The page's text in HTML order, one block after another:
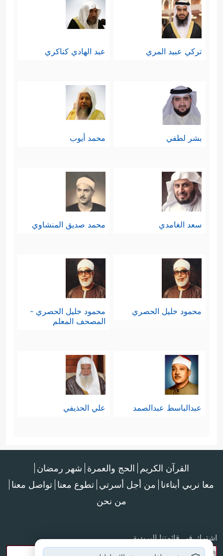
تركي عبيد المري عبد الهادي كناكري
بشر لطفي محمد أيوب
سعد الغامدي محمد صديق المنشاوي
محمود خليل الحصري
محمود خليل الحصري -
المصحف المعلم
عبدالباسط عبدالصمد علي الحذيفي
القرآن الكريم الحج والعمرة شهر رمضان
معا نربي أبناءنا من أجل أسرتي تطوع معنا تواصل معنا
من نحن
اشترك في قائمتنا البريدية